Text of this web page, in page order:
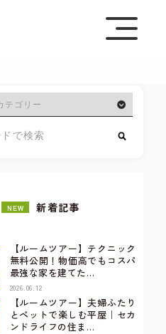
NEW 新着記事
【ルームツアー】テクニック
無料公開！物価高でもコスパ
最強な家を建てた…
2026.06.12
【ルームツアー】夫婦ふたり
とペットで楽しむ平屋｜セカ
ンドライフの住ま…
ついて、およびご質問